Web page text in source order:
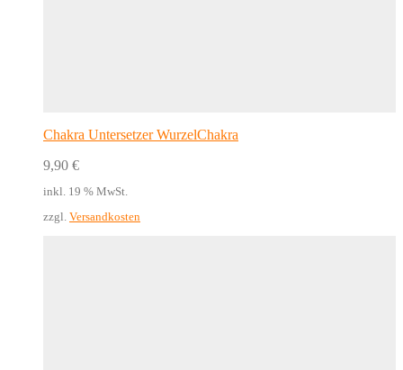
Chakra Untersetzer WurzelChakra
9,90 €
inkl. 19 % MwSt.
zzgl. Versandkosten